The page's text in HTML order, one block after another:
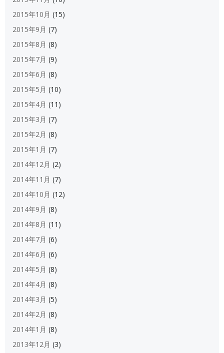
2015年10月 (15)
2015年9月 (7)
2015年8月 (8)
2015年7月 (9)
2015年6月 (8)
2015年5月 (10)
2015年4月 (11)
2015年3月 (7)
2015年2月 (8)
2015年1月 (7)
2014年12月 (2)
2014年11月 (7)
2014年10月 (12)
2014年9月 (8)
2014年8月 (11)
2014年7月 (6)
2014年6月 (6)
2014年5月 (8)
2014年4月 (8)
2014年3月 (5)
2014年2月 (8)
2014年1月 (8)
2013年12月 (3)